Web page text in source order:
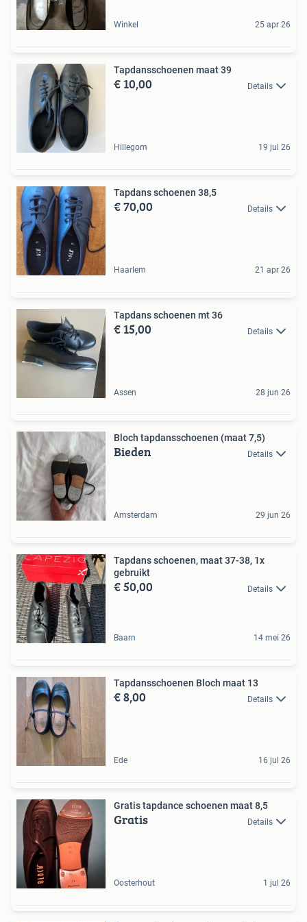
Winkel 25 apr 26
Tapdansschoenen maat 39
€ 10,00 Details
Hillegom 19 jul 26
Tapdans schoenen 38,5
€ 70,00 Details
Haarlem 21 apr 26
Tapdans schoenen mt 36
€ 15,00 Details
Assen 28 jun 26
Bloch tapdansschoenen (maat 7,5)
Bieden Details
Amsterdam 29 jun 26
Tapdans schoenen, maat 37-38, 1x
gebruikt
€ 50,00 Details
Baarn 14 mei 26
Tapdansschoenen Bloch maat 13
€ 8,00 Details
Ede 16 jul 26
Gratis tapdance schoenen maat 8,5
Gratis Details
Oosterhout 1 jul 26